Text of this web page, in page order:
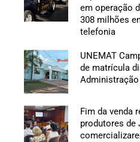
em operação
308 milhões
telefonia
UNEMAT
de matrícula
Administração
Fim da venda
produtores de